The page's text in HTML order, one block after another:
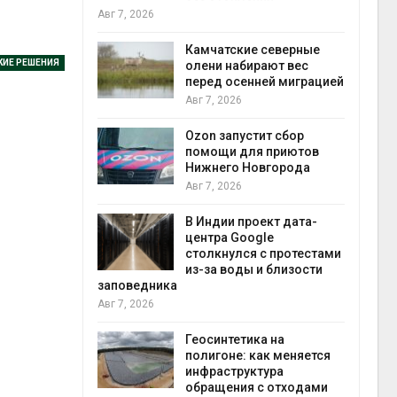
РЕШЕНИЯ
контроль
к
роста
ИИ
Волги и
Авг 7, 2026
Камчатские северные
олени набирают вес
перед осенней миграцией
Авг 7, 2026
Ozon запустит сбор
помощи для приютов
Нижнего Новгорода
Авг 7, 2026
В Индии проект дата-
центра Google
столкнулся с протестами
из-за воды и близости
заповедника
Авг 7, 2026
Геосинтетика на
полигоне: как меняется
инфраструктура
обращения с отходами